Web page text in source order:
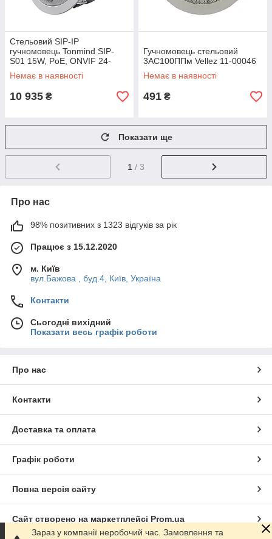
Стельовий SIP-IP
гучномовець Tonmind SIP-
S01 15W, PoE, ONVIF 24-
00508
Немає в наявності
10 935 ₴
Гучномовець стельовий
3АС100ППм Vellez 11-00046
Немає в наявності
491 ₴
Показати ще
1 / 3
Про нас
98% позитивних з 1323 відгуків за рік
Працює з 15.12.2020
м. Київ
вул.Бажова , буд.4, Київ, Україна
Контакти
Сьогодні вихідний
Показати весь графік роботи
Про нас
Контакти
Доставка та оплата
Графік роботи
Повна версія сайту
Сайт створено на маркетплейсі Prom.ua
Зараз у компанії неробочий час. Замовлення та